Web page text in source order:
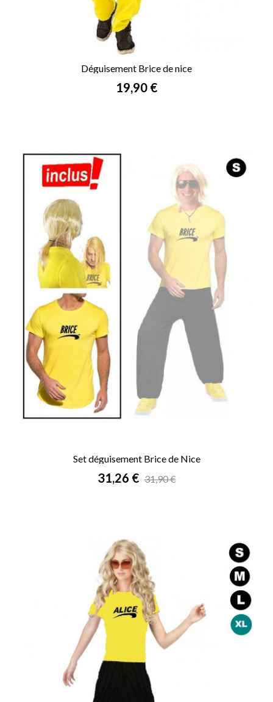
Déguisement Brice de nice
Prix
19,90 €
Set déguisement Brice de Nice
Prix
31,26 € 31,90 €